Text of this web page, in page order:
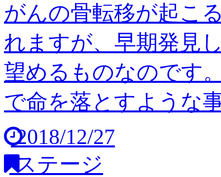
がんの骨転移が起こ
れますが、早期発見
望めるものなのです
で命を落とすような
2018/12/27
ステージ